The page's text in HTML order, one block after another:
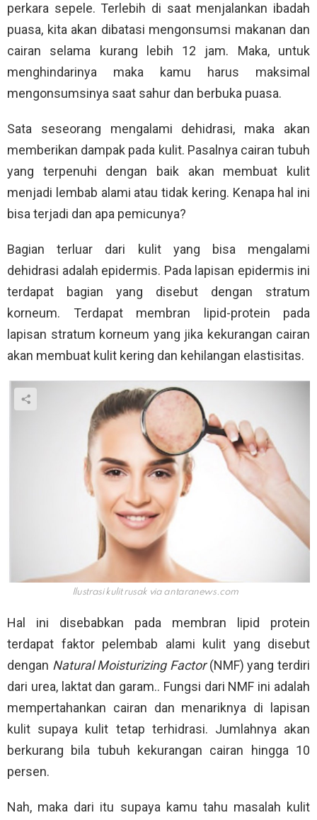
perkara sepele. Terlebih di saat menjalankan ibadah
puasa, kita akan dibatasi mengonsumsi makanan dan
cairan selama kurang lebih 12 jam. Maka, untuk
menghindarinya maka kamu harus maksimal
mengonsumsinya saat sahur dan berbuka puasa.
Sata seseorang mengalami dehidrasi, maka akan
memberikan dampak pada kulit. Pasalnya cairan tubuh
yang terpenuhi dengan baik akan membuat kulit
menjadi lembab alami atau tidak kering. Kenapa hal ini
bisa terjadi dan apa pemicunya?
Bagian terluar dari kulit yang bisa mengalami
dehidrasi adalah epidermis. Pada lapisan epidermis ini
terdapat bagian yang disebut dengan stratum
korneum. Terdapat membran lipid-protein pada
lapisan stratum korneum yang jika kekurangan cairan
akan membuat kulit kering dan kehilangan elastisitas.
Ilustrasi kulit rusak via antaranews.com
Hal ini disebabkan pada membran lipid protein
terdapat faktor pelembab alami kulit yang disebut
dengan Natural Moisturizing Factor(NMF) yang terdiri
dari urea, laktat dan garam.. Fungsi dari NMF ini adalah
mempertahankan cairan dan menariknya di lapisan
kulit supaya kulit tetap terhidrasi. Jumlahnya akan
berkurang bila tubuh kekurangan cairan hingga 10
persen.
Nah, maka dari itu supaya kamu tahu masalah kulit